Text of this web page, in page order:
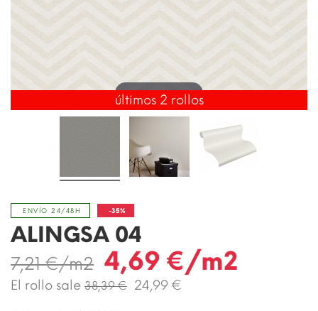
Toca para ampliar
últimos 2 rollos
ENVÍO 24/48H -35%
ALINGSA 04
7,21 €/m2 4,69 €/m2
El rollo sale 38,39 € 24,99 €